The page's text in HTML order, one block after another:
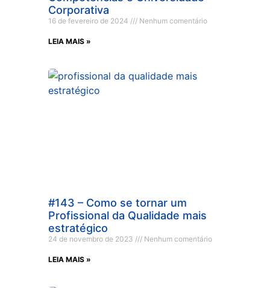
Corporativa
16 de fevereiro de 2024 Nenhum comentário
LEIA MAIS »
#143 – Como se tornar um
Profissional da Qualidade mais
estratégico
24 de novembro de 2023 Nenhum comentário
LEIA MAIS »